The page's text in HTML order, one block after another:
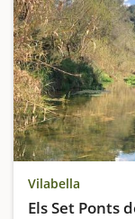
Vilabella
Els Set Ponts